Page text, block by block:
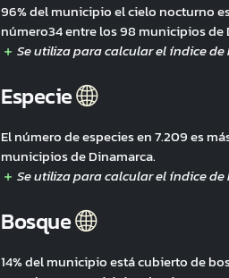
96% del municipio el cielo nocturno
número34 entre los 98 municipios de
Especie
El número de especies en 7.209 es
municipios de Dinamarca.
Bosque
14% del municipio está cubierto de